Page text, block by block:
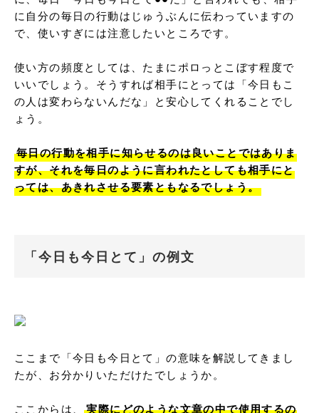
に自分の毎日の行動はじゅうぶんに伝わっていますの
で、使いすぎには注意したいところです。
使い方の頻度としては、たまにポロっとこぼす程度で
いいでしょう。そうすれば相手にとっては「今日もこ
の人は変わらないんだな」と安心してくれることでし
ょう。
毎日の行動を相手に知らせるのは良いことではありま
すが、それを毎日のように言われたとしても相手にと
っては、あきれさせる要素ともなるでしょう。
「今日も今日とて」の例文
ここまで「今日も今日とて」の意味を解説してきまし
たが、お分かりいただけたでしょうか。
ここからは、実際にどのような文章の中で使用するの